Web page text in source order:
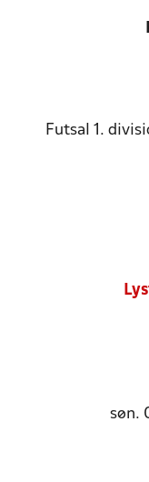
Futsal 1.
søn.